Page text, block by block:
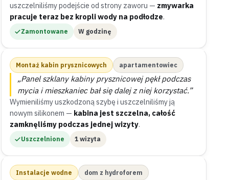
uszczelniliśmy podejście od strony zaworu — zmywarka
pracuje teraz bez kropli wody na podłodze.
Zamontowane W godzinę
Montaż kabin prysznicowych apartamentowiec
„Panel szklany kabiny prysznicowej pękł podczas
mycia i mieszkaniec bał się dalej z niej korzystać.”
Wymieniliśmy uszkodzoną szybę i uszczelniliśmy ją
nowym silikonem — kabina jest szczelna, całość
zamknęliśmy podczas jednej wizyty.
Uszczelnione 1 wizyta
Instalacje wodne dom z hydroforem